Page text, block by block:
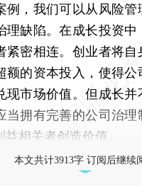
，我们可以从风险管
理缺陷。在成长投资中
紧密相连。创业者将自
额的资本投入，使得公
现市场价值。但成长并
当拥有完善的公司治理
相关者创造价值。
本文共计3913字 订阅后继续